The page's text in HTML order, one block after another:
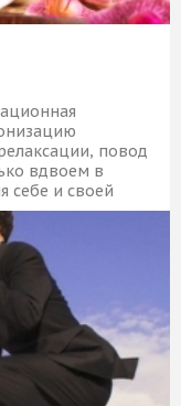
повод
вдвоем в
себе и своей